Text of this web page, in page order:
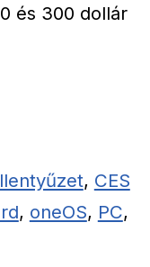
és 300 dollár
, CES
, oneOS, PC,